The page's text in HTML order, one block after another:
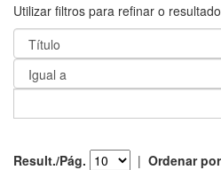
Utilizar filtros para refinar o
Result./Pág. | Ordenar por